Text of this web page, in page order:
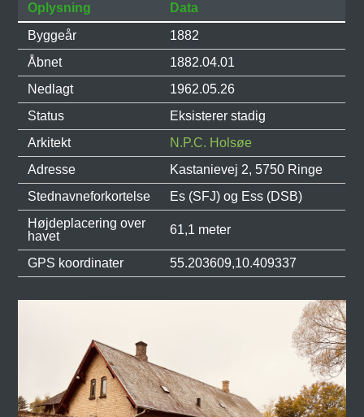
Oplysning
Data
Byggeår
1882
Åbnet
1882.04.01
Nedlagt
1962.05.26
Status
Eksisterer stadig
Arkitekt
N.P.C. Holsøe
Adresse
Kastanievej 2, 5750 Ringe
Stednavneforkortelse
Es (SFJ) og Ess (DSB)
Højdeplacering over
havet
61,1 meter
GPS koordinater 55.203609,10.409337